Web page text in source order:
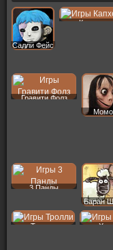
Салли Фейс
Капхед
Гравити Фолз
Момо
3 Панды
Баран
Тролли